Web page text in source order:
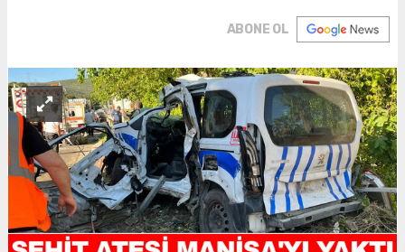
ABONE OL